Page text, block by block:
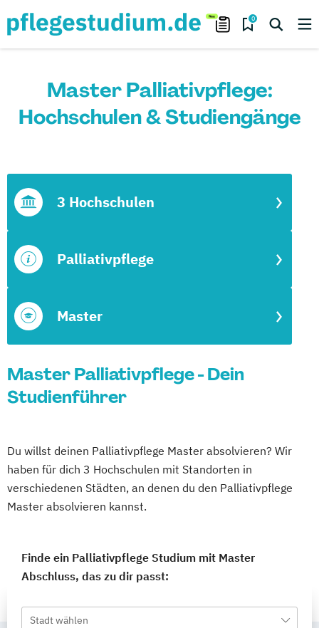
0
Master Palliativpflege:
Hochschulen & Studiengänge
Master
Palliativpflege
3 Hochschulen
Master Palliativpflege - Dein
Studienführer
Du willst deinen Palliativpflege Master absolvieren? Wir
haben für dich 3 Hochschulen mit Standorten in
verschiedenen Städten, an denen du den Palliativpflege
Master absolvieren kannst.
Finde ein Palliativpflege Studium mit Master
Abschluss, das zu dir passt:
Stadt wählen